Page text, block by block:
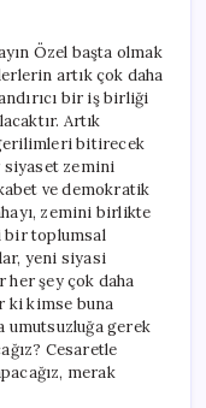
Özel başta olmak
artık çok daha
bir iş birliği
Artık
gerilimleri bitirecek
siyaset zemini
ve demokratik
zemini birlikte
bir toplumsal
yeni siyasi
şey çok daha
ki kimse buna
umutsuzluğa gerek
Cesaretle
merak